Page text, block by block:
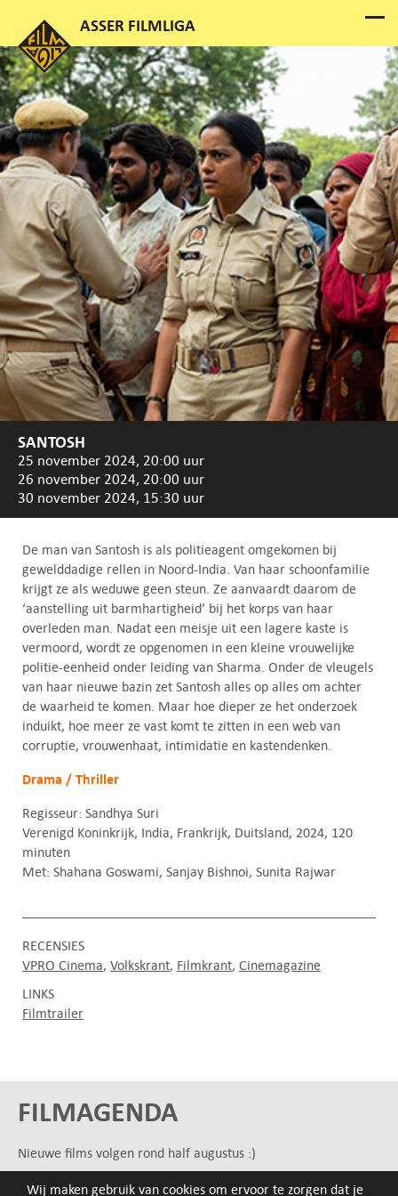
Wij maken gebruik van cookies om ervoor te zorgen dat je
SANTOSH
25 november 2024, 20:00 uur
26 november 2024, 20:00 uur
30 november 2024, 15:30 uur
De man van Santosh is als politieagent omgekomen bij
gewelddadige rellen in Noord-India. Van haar schoonfamilie
krijgt ze als weduwe geen steun. Ze aanvaardt daarom de
‘aanstelling uit barmhartigheid’ bij het korps van haar
overleden man. Nadat een meisje uit een lagere kaste is
vermoord, wordt ze opgenomen in een kleine vrouwelijke
politie-eenheid onder leiding van Sharma. Onder de vleugels
van haar nieuwe bazin zet Santosh alles op alles om achter
de waarheid te komen. Maar hoe dieper ze het onderzoek
induikt, hoe meer ze vast komt te zitten in een web van
corruptie, vrouwenhaat, intimidatie en kastendenken.
Drama / Thriller
Regisseur: Sandhya Suri
Verenigd Koninkrijk, India, Frankrijk, Duitsland, 2024, 120
minuten
Met: Shahana Goswami, Sanjay Bishnoi, Sunita Rajwar
RECENSIES
VPRO Cinema Volkskrant Filmkrant Cinemagazine
LINKS
Filmtrailer
FILMAGENDA
Nieuwe films volgen rond half augustus :)